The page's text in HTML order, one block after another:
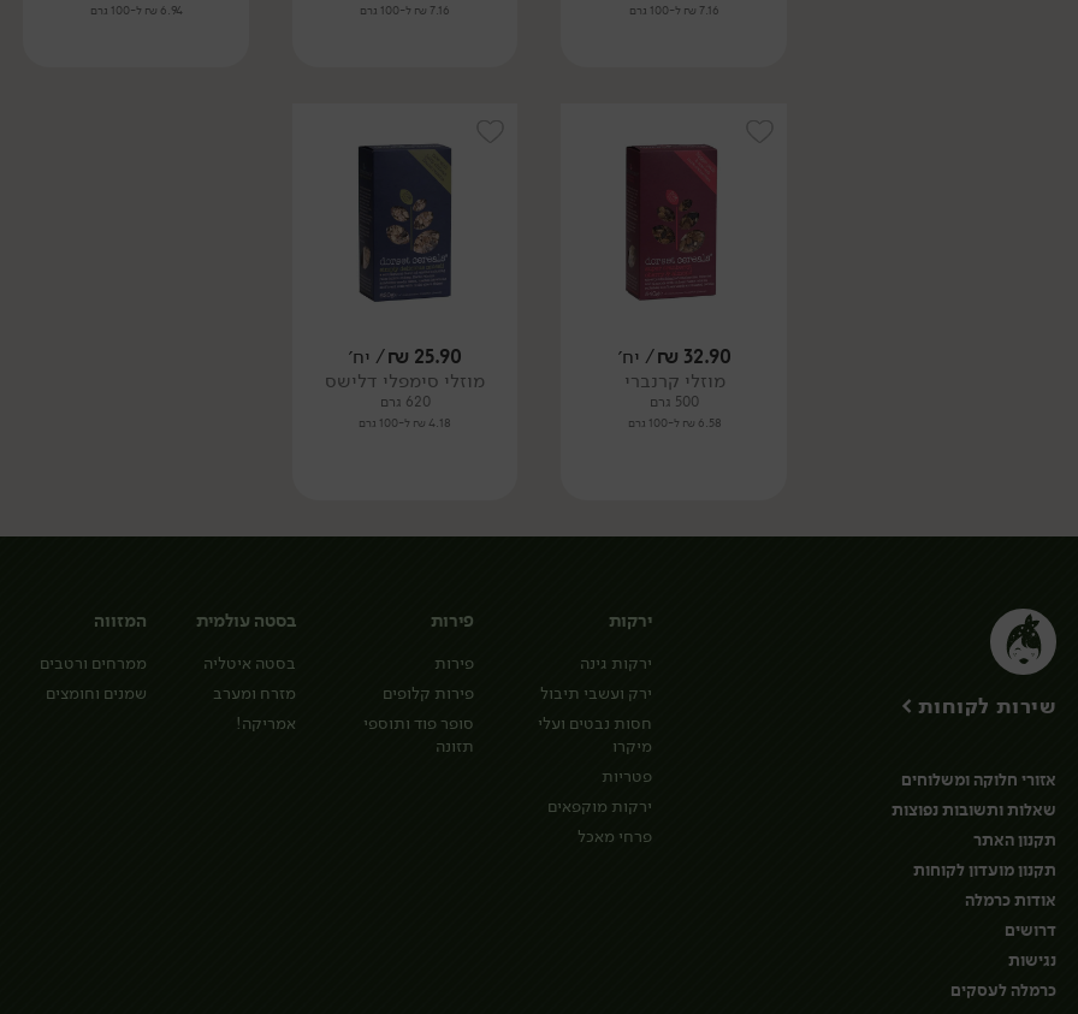
7.16 ₪ ל-100 גרם 7.16 ₪ ל-100 גרם 6.94 ₪ ל-100 גרם
32.90
₪/ יח׳
מוזלי קרנברי
500 גרם
6.58 ₪ ל-100 גרם
25.90
₪/ יח׳
מוזלי סימפלי דלישס
620 גרם
4.18 ₪ ל-100 גרם
ירקות
ירקות גינה
ירק ועשבי תיבול
חסות נבטים ועלי
מיקרו
פטריות
ירקות מוקפאים
פרחי מאכל
פירות
פירות
פירות קלופים
סופר פוד ותוספי
תזונה
בסטה עולמית
בסטה איטליה
מזרח ומערב
אמריקה!
המזווה
ממרחים ורטבים
שמנים וחומצים
שירות לקוחות >
אזורי חלוקה ומשלוחים
שאלות ותשובות נפוצות
תקנון האתר
תקנון מועדון לקוחות
אודות כרמלה
דרושים
נגישות
כרמלה לעסקים